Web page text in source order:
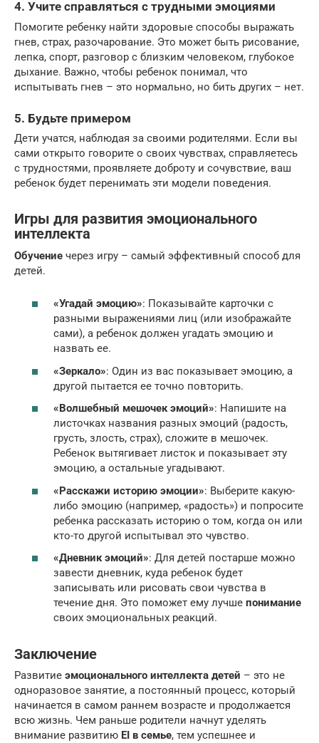
4. Учите справляться с трудными эмоциями
Помогите ребенку найти здоровые способы выражать
гнев, страх, разочарование. Это может быть рисование,
лепка, спорт, разговор с близким человеком, глубокое
дыхание. Важно, чтобы ребенок понимал, что
испытывать гнев – это нормально, но бить других – нет.
5. Будьте примером
Дети учатся, наблюдая за своими родителями. Если вы
сами открыто говорите о своих чувствах, справляетесь
с трудностями, проявляете доброту и сочувствие, ваш
ребенок будет перенимать эти модели поведения.
Игры для развития эмоционального
интеллекта
Обучение через игру – самый эффективный способ для
детей.
«Угадай эмоцию»: Показывайте карточки с
разными выражениями лиц (или изображайте
сами), а ребенок должен угадать эмоцию и
назвать ее.
«Зеркало»: Один из вас показывает эмоцию, а
другой пытается ее точно повторить.
«Волшебный мешочек эмоций»: Напишите на
листочках названия разных эмоций (радость,
грусть, злость, страх), сложите в мешочек.
Ребенок вытягивает листок и показывает эту
эмоцию, а остальные угадывают.
«Расскажи историю эмоции»: Выберите какую-
либо эмоцию (например, «радость») и попросите
ребенка рассказать историю о том, когда он или
кто-то другой испытывал это чувство.
«Дневник эмоций»: Для детей постарше можно
завести дневник, куда ребенок будет
записывать или рисовать свои чувства в
течение дня. Это поможет ему лучше понимание
своих эмоциональных реакций.
Заключение
Развитие эмоционального интеллекта детей – это не
одноразовое занятие, а постоянный процесс, который
начинается в самом раннем возрасте и продолжается
всю жизнь. Чем раньше родители начнут уделять
внимание развитию EI в семье, тем успешнее и